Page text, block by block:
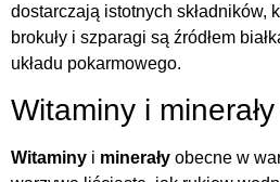
dostarczają istotnych składników,
brokuły i szparagi są źródłem
układu pokarmowego.
Witaminy i
Witaminy i minerały obecne w